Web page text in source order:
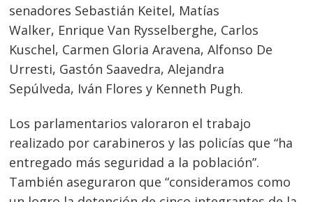
senadores Sebastián Keitel, Matías
Walker, Enrique Van Rysselberghe, Carlos
Kuschel, Carmen Gloria Aravena, Alfonso De
Urresti, Gastón Saavedra, Alejandra
Sepúlveda, Iván Flores y Kenneth Pugh.
Los parlamentarios valoraron el trabajo
realizado por carabineros y las policías que “ha
entregado más seguridad a la población”.
También aseguraron que “consideramos como